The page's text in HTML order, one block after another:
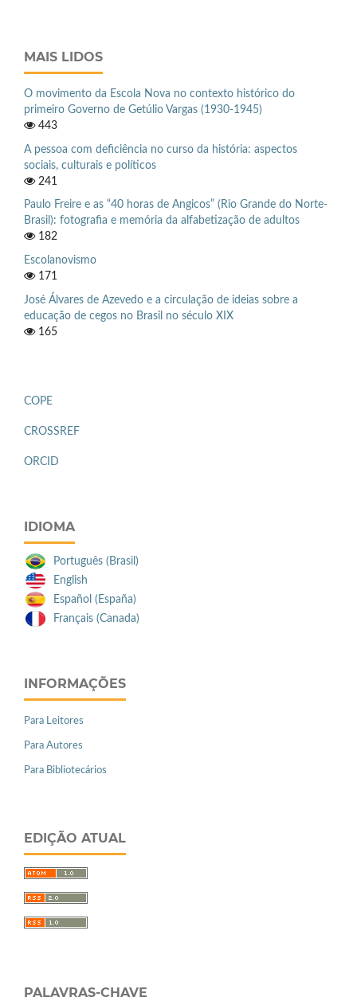
MAIS LIDOS
O movimento da Escola Nova no contexto histórico do
primeiro Governo de Getúlio Vargas (1930-1945)
443
A pessoa com deficiência no curso da história: aspectos
sociais, culturais e políticos
241
Paulo Freire e as “40 horas de Angicos” (Rio Grande do Norte-
Brasil): fotografia e memória da alfabetização de adultos
182
Escolanovismo
171
José Álvares de Azevedo e a circulação de ideias sobre a
educação de cegos no Brasil no século XIX
165
COPE
CROSSREF
ORCID
IDIOMA
Português (Brasil)
English
Español (España)
Français (Canada)
INFORMAÇÕES
Para Leitores
Para Autores
Para Bibliotecários
EDIÇÃO ATUAL
PALAVRAS-CHAVE